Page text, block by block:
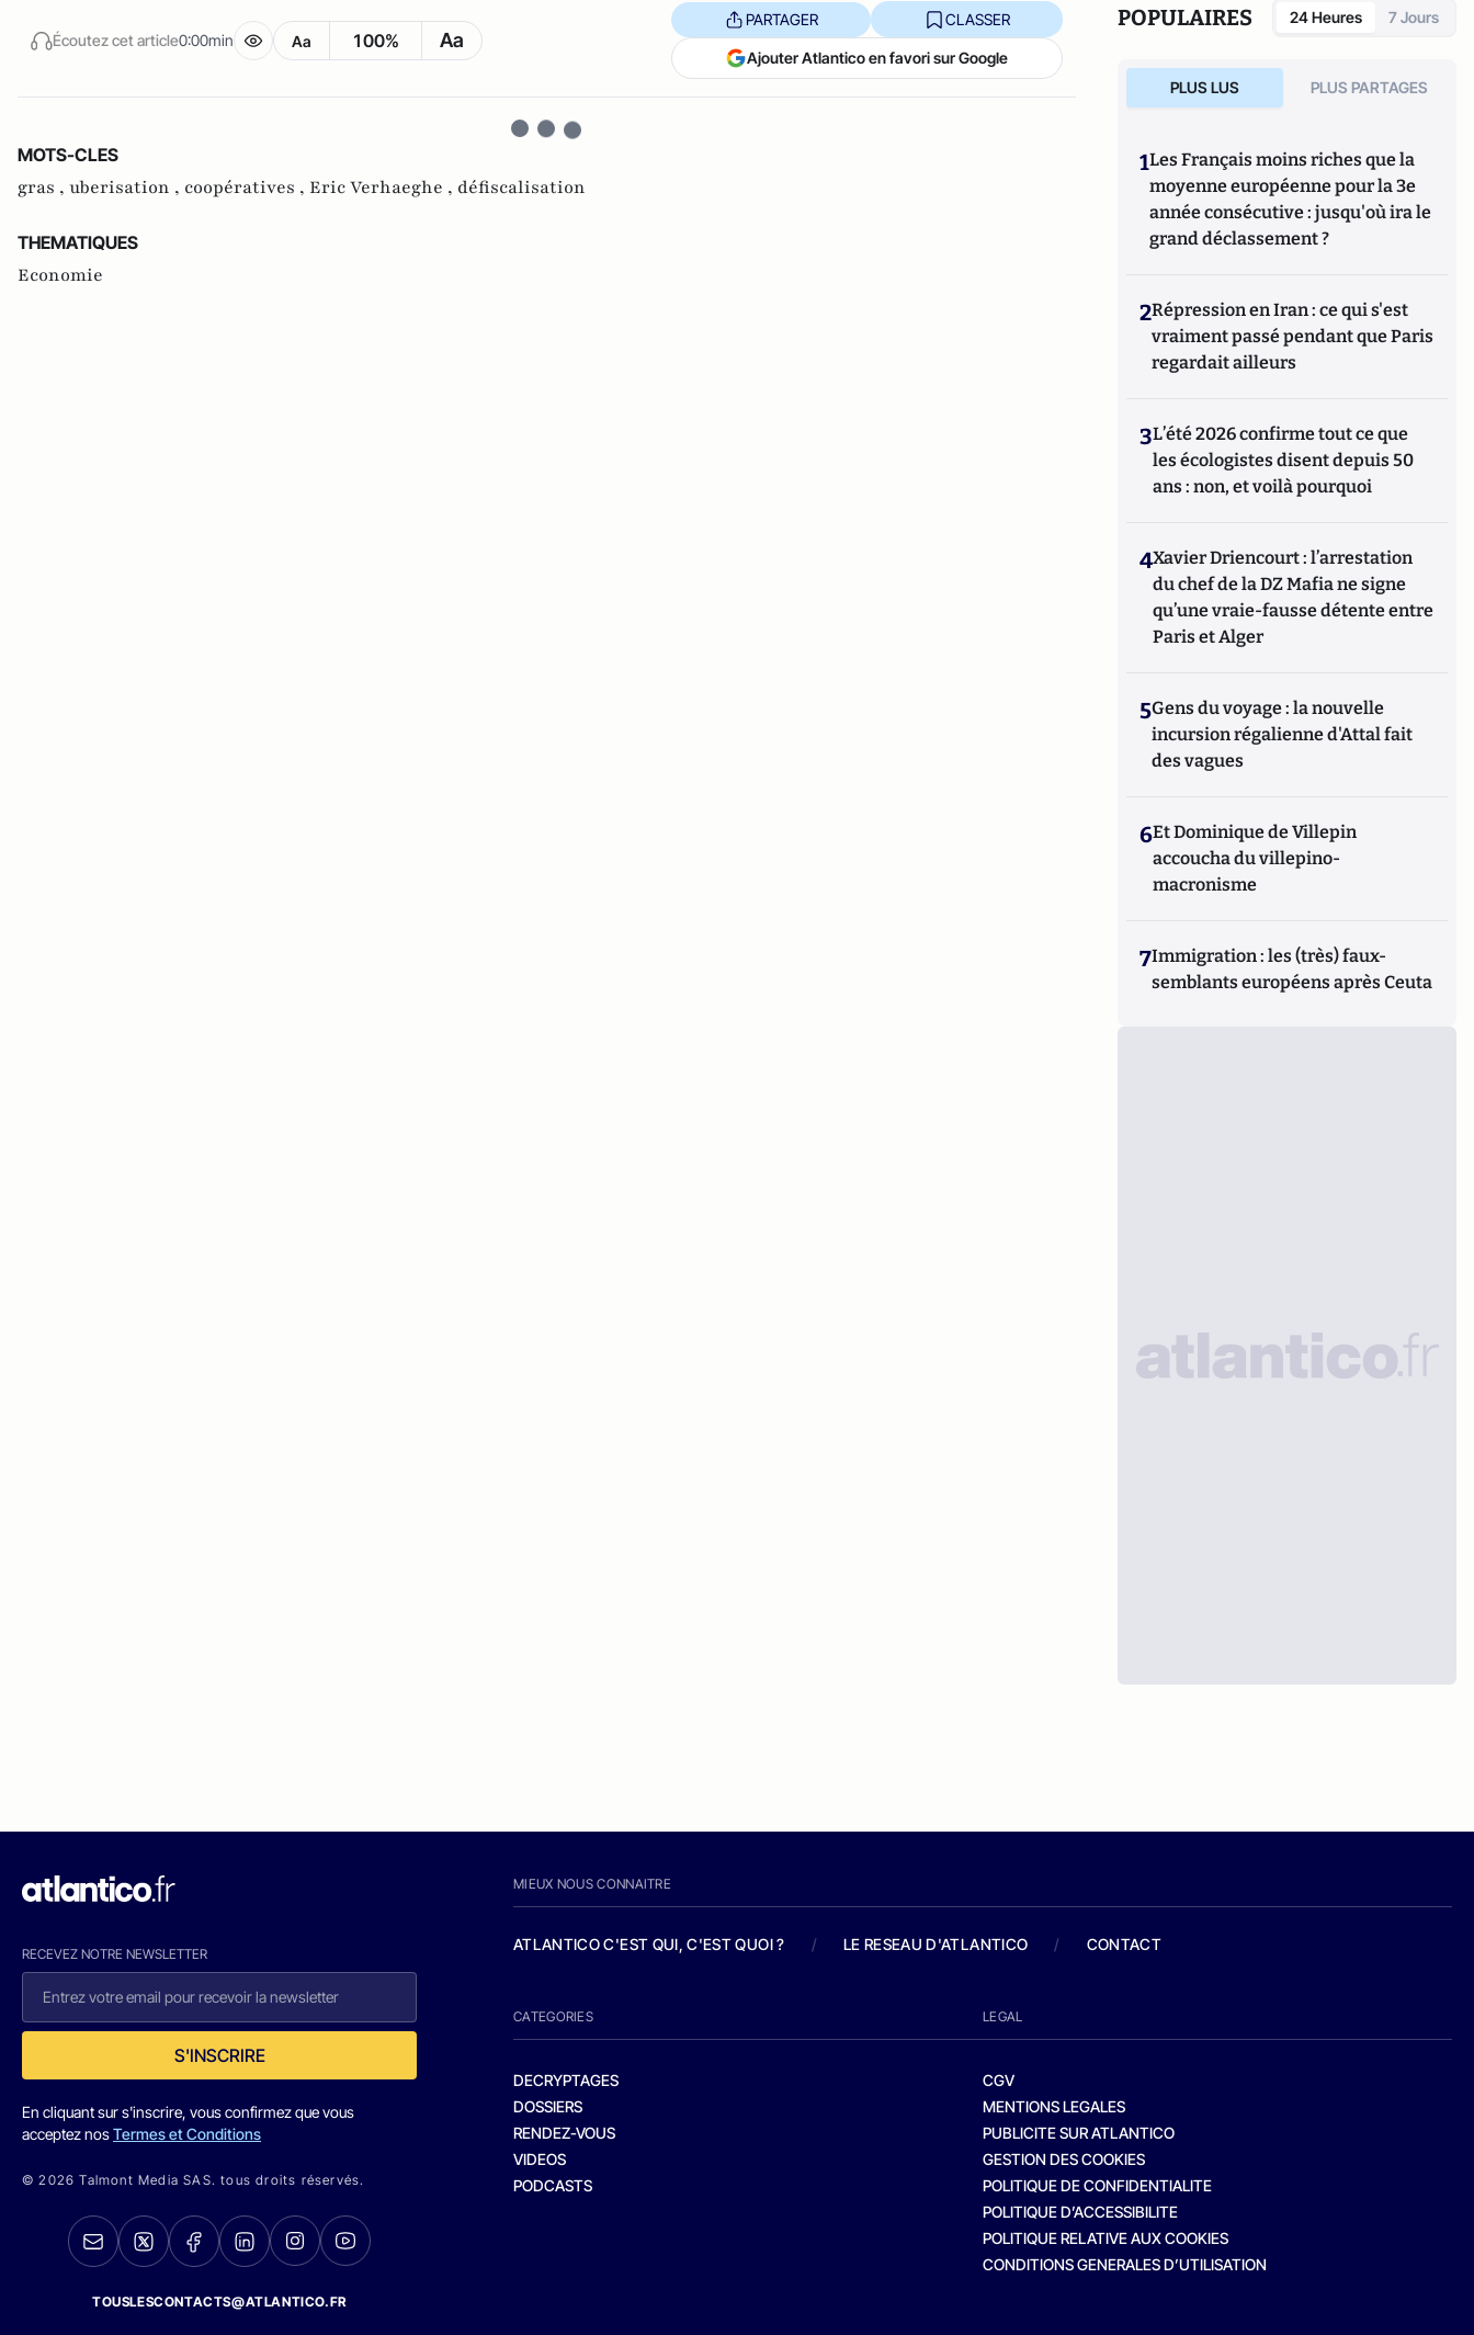
Écoutez cet article0:00min Aa 100% Aa
PARTAGER CLASSER
Ajouter Atlantico en favori sur Google
MOTS-CLES
gras , uberisation , coopératives , Eric Verhaeghe , défiscalisation
THEMATIQUES
Economie
POPULAIRES 24 Heures 7 Jours
PLUS LUS PLUS PARTAGES
1Les Français moins riches que la
moyenne européenne pour la 3e
année consécutive : jusqu'où ira le
grand déclassement ?
2Répression en Iran : ce qui s'est
vraiment passé pendant que Paris
regardait ailleurs
3L’été 2026 confirme tout ce que
les écologistes disent depuis 50
ans : non, et voilà pourquoi
4Xavier Driencourt : l’arrestation
du chef de la DZ Mafia ne signe
qu’une vraie-fausse détente entre
Paris et Alger
5Gens du voyage : la nouvelle
incursion régalienne d'Attal fait
des vagues
6Et Dominique de Villepin
accoucha du villepino-
macronisme
7Immigration : les (très) faux-
semblants européens après Ceuta
RECEVEZ NOTRE NEWSLETTER
S'INSCRIRE
En cliquant sur s'inscrire, vous confirmez que vous
acceptez nosTermes et Conditions
© 2026 Talmont Media SAS. tous droits réservés.
TOUSLESCONTACTS@ATLANTICO.FR
MIEUX NOUS CONNAITRE
ATLANTICO C'EST QUI, C'EST QUOI ? / LE RESEAU D'ATLANTICO / CONTACT
CATEGORIES
DECRYPTAGES
DOSSIERS
RENDEZ-VOUS
VIDEOS
PODCASTS
LEGAL
CGV
MENTIONS LEGALES
PUBLICITE SUR ATLANTICO
GESTION DES COOKIES
POLITIQUE DE CONFIDENTIALITE
POLITIQUE D’ACCESSIBILITE
POLITIQUE RELATIVE AUX COOKIES
CONDITIONS GENERALES D’UTILISATION